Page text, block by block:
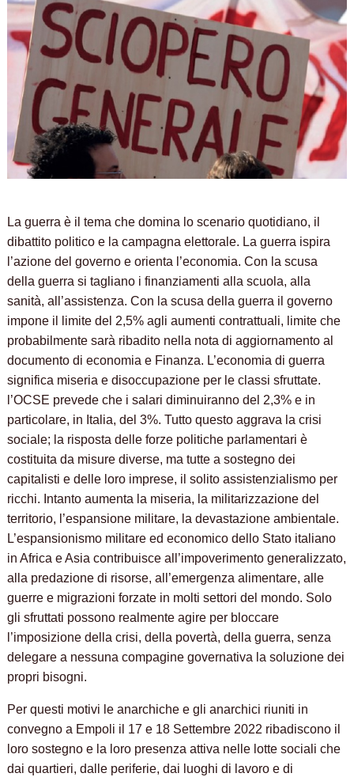
La guerra è il tema che domina lo scenario quotidiano, il
dibattito politico e la campagna elettorale. La guerra ispira
l’azione del governo e orienta l’economia. Con la scusa
della guerra si tagliano i finanziamenti alla scuola, alla
sanità, all’assistenza. Con la scusa della guerra il governo
impone il limite del 2,5% agli aumenti contrattuali, limite che
probabilmente sarà ribadito nella nota di aggiornamento al
documento di economia e Finanza. L’economia di guerra
significa miseria e disoccupazione per le classi sfruttate.
l’OCSE prevede che i salari diminuiranno del 2,3% e in
particolare, in Italia, del 3%. Tutto questo aggrava la crisi
sociale; la risposta delle forze politiche parlamentari è
costituita da misure diverse, ma tutte a sostegno dei
capitalisti e delle loro imprese, il solito assistenzialismo per
ricchi. Intanto aumenta la miseria, la militarizzazione del
territorio, l’espansione militare, la devastazione ambientale.
L’espansionismo militare ed economico dello Stato italiano
in Africa e Asia contribuisce all’impoverimento generalizzato,
alla predazione di risorse, all’emergenza alimentare, alle
guerre e migrazioni forzate in molti settori del mondo. Solo
gli sfruttati possono realmente agire per bloccare
l’imposizione della crisi, della povertà, della guerra, senza
delegare a nessuna compagine governativa la soluzione dei
propri bisogni.
Per questi motivi le anarchiche e gli anarchici riuniti in
convegno a Empoli il 17 e 18 Settembre 2022 ribadiscono il
loro sostegno e la loro presenza attiva nelle lotte sociali che
dai quartieri, dalle periferie, dai luoghi di lavoro e di